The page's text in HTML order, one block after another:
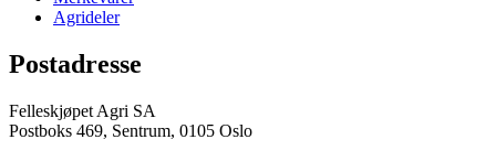
Agrideler
Postadresse
Felleskjøpet Agri SA
Postboks 469, Sentrum, 0105 Oslo